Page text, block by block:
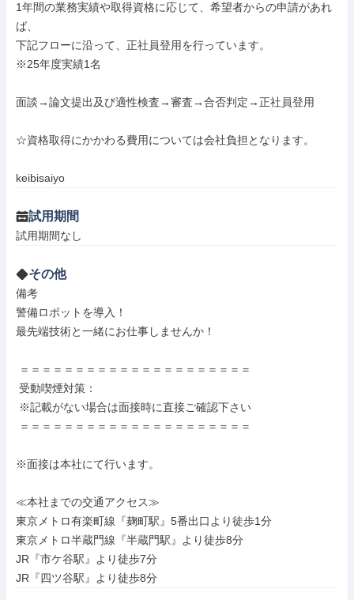
1年間の業務実績や取得資格に応じて、希望者からの申請があれ
ば、
下記フローに沿って、正社員登用を行っています。
※25年度実績1名
面談→論文提出及び適性検査→審査→合否判定→正社員登用
☆資格取得にかかわる費用については会社負担となります。
keibisaiyo
試用期間
試用期間なし
その他
備考
警備ロボットを導入！
最先端技術と一緒にお仕事しませんか！
※面接は本社にて行います。
≪本社までの交通アクセス≫
東京メトロ有楽町線『麹町駅』5番出口より徒歩1分
東京メトロ半蔵門線『半蔵門駅』より徒歩8分
JR『市ケ谷駅』より徒歩7分
JR『四ツ谷駅』より徒歩8分